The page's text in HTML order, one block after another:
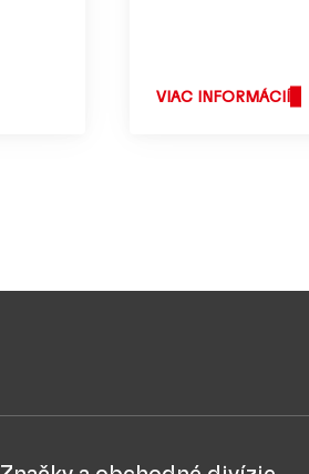
VIAC INFORMÁCIÍ